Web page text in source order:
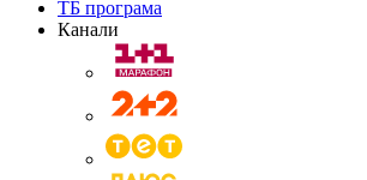
ТБ програма
Канали